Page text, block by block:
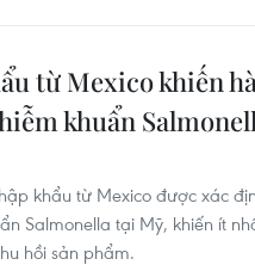
từ Mexico khiến
khuẩn
khẩu từ Mexico được xác
Salmonella tại Mỹ, khiến ít
hồi sản phẩm.